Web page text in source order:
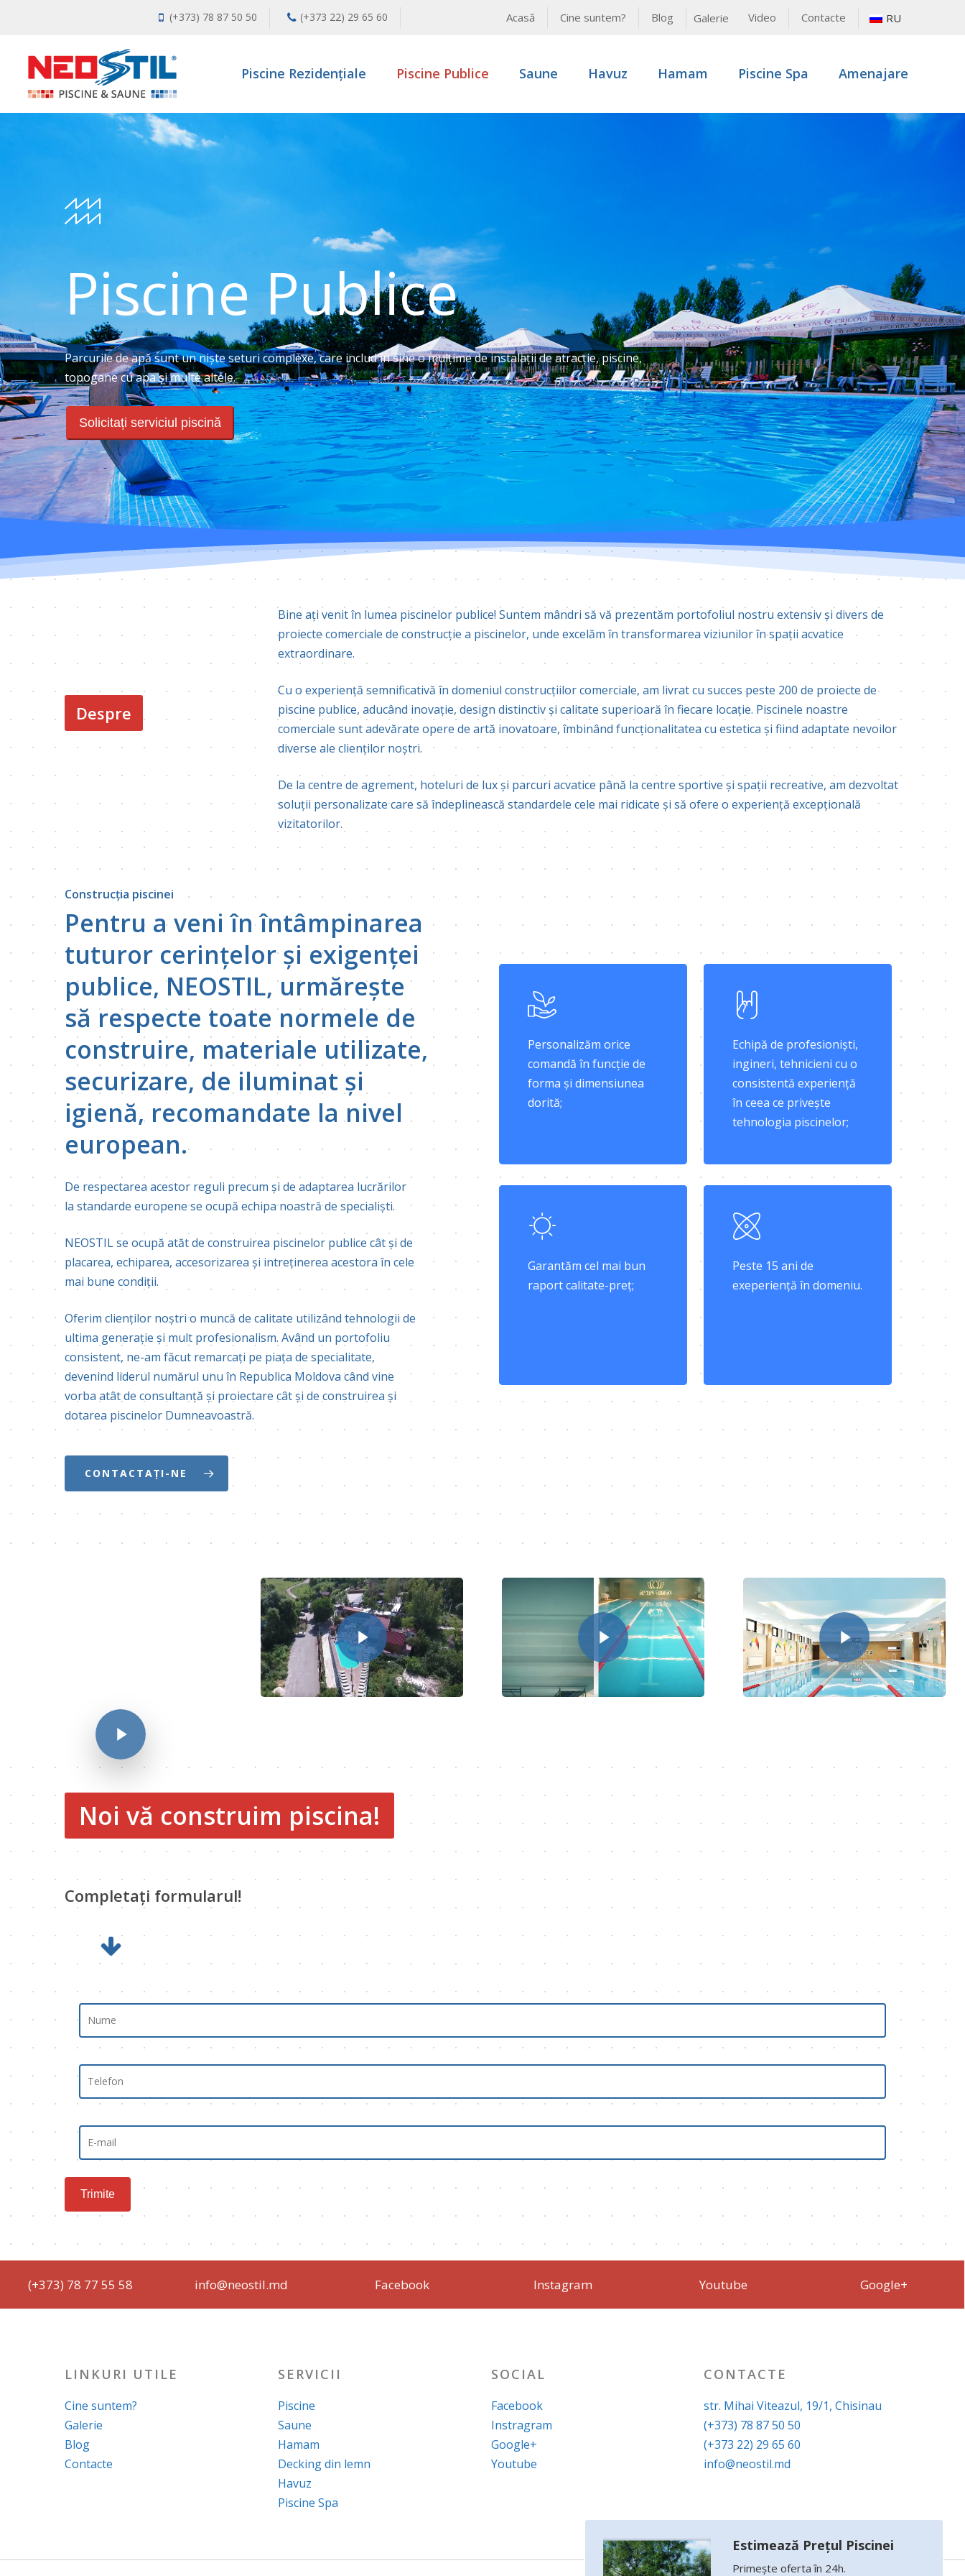
(+373) 78 87 50 50 (+373 22) 29 65 60 Acasă Cine suntem? Blog Galerie Video Contacte RU
Hit enter to search or ESC to close
Piscine Rezidențiale Piscine Publice Saune Havuz Hamam Piscine Spa Amenajare
Piscine Publice
Parcurile de apă sunt un niște seturi complexe, care includ în sine o mulțime de instalații de atracție, piscine,
topogane cu apa și multe altele.
Solicitați serviciul piscină
Despre
Bine ați venit în lumea piscinelor publice! Suntem mândri să vă prezentăm portofoliul nostru extensiv și divers de
proiecte comerciale de construcție a piscinelor, unde excelăm în transformarea viziunilor în spații acvatice
extraordinare.
Cu o experiență semnificativă în domeniul construcțiilor comerciale, am livrat cu succes peste 200 de proiecte de
piscine publice, aducând inovație, design distinctiv și calitate superioară în fiecare locație. Piscinele noastre
comerciale sunt adevărate opere de artă inovatoare, îmbinând funcționalitatea cu estetica și fiind adaptate nevoilor
diverse ale clienților noștri.
De la centre de agrement, hoteluri de lux și parcuri acvatice până la centre sportive și spații recreative, am dezvoltat
soluții personalizate care să îndeplinească standardele cele mai ridicate și să ofere o experiență excepțională
vizitatorilor.
Construcția piscinei
Pentru a veni în întâmpinarea
tuturor cerințelor și exigenței
publice, NEOSTIL, urmărește
să respecte toate normele de
construire, materiale utilizate,
securizare, de iluminat și
igienă, recomandate la nivel
european.
De respectarea acestor reguli precum și de adaptarea lucrărilor
la standarde europene se ocupă echipa noastră de specialiști.
NEOSTIL se ocupă atăt de construirea piscinelor publice cât și de
placarea, echiparea, accesorizarea și intreținerea acestora în cele
mai bune condiții.
Oferim clienților noștri o muncă de calitate utilizând tehnologii de
ultima generație și mult profesionalism. Având un portofoliu
consistent, ne-am făcut remarcați pe piața de specialitate,
devenind liderul numărul unu în Republica Moldova când vine
vorba atât de consultanță și proiectare cât și de construirea și
dotarea piscinelor Dumneavoastră.
CONTACTAȚI-NE
Personalizăm orice
comandă în funcție de
forma și dimensiunea
dorită;
Garantăm cel mai bun
raport calitate-preț;
Echipă de profesioniști,
ingineri, tehnicieni cu o
consistentă experiență
în ceea ce privește
tehnologia piscinelor;
Peste 15 ani de
exeperiență în domeniu.
Noi vă construim piscina!
Completați formularul!
(+373) 78 77 55 58 info@neostil.md Facebook Instagram Youtube Google+
LINKURI UTILE
Cine suntem?
Galerie
Blog
Contacte
SERVICII
Piscine
Saune
Hamam
Decking din lemn
Havuz
Piscine Spa
SOCIAL
Facebook
Instragram
Google+
Youtube
CONTACTE
str. Mihai Viteazul, 19/1, Chisinau
(+373) 78 87 50 50
(+373 22) 29 65 60
info@neostil.md
Estimează Prețul Piscinei
Primește oferta în 24h.